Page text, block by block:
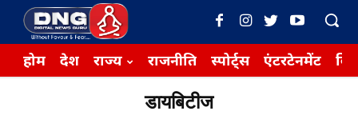
होम देश राज्य राजनीति स्पोर्ट्स एंटरटेनमेंट
डायबिटीज